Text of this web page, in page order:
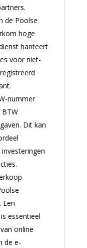
de Poolse
hoge
hanteert
voor niet-
nummer
Dit kan
essentieel
online
de e-